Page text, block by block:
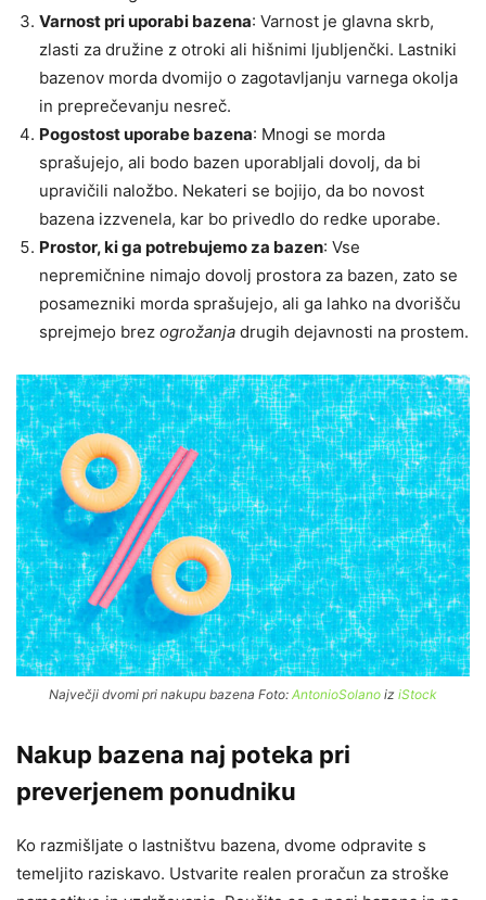
Varnost pri uporabi bazena: Varnost je glavna skrb,
zlasti za družine z otroki ali hišnimi ljubljenčki. Lastniki
bazenov morda dvomijo o zagotavljanju varnega okolja
in preprečevanju nesreč.
Pogostost uporabe bazena: Mnogi se morda
sprašujejo, ali bodo bazen uporabljali dovolj, da bi
upravičili naložbo. Nekateri se bojijo, da bo novost
bazena izzvenela, kar bo privedlo do redke uporabe.
Prostor, ki ga potrebujemo za bazen: Vse
nepremičnine nimajo dovolj prostora za bazen, zato se
posamezniki morda sprašujejo, ali ga lahko na dvorišču
sprejmejo brez ogrožanja drugih dejavnosti na prostem.
Največji dvomi pri nakupu bazena Foto: AntonioSolano iz iStock
Nakup bazena naj poteka pri
preverjenem ponudniku
Ko razmišljate o lastništvu bazena, dvome odpravite s
temeljito raziskavo. Ustvarite realen proračun za stroške